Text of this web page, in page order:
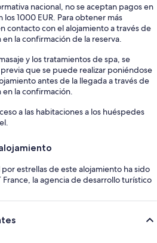
nacional, no se aceptan pagos en
1000 EUR. Para obtener más
contacto con el alojamiento a través de
la confirmación de la reserva.
y los tratamientos de spa, se
que se puede realizar poniéndose
antes de la llegada a través de
la confirmación.
a las habitaciones a los huéspedes
por estrellas de este alojamiento ha sido
la agencia de desarrollo turístico